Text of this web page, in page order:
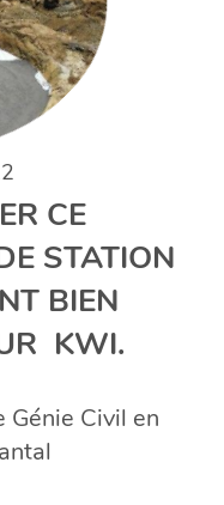
CE
STATION
BIEN
KWI.
Génie Civil en